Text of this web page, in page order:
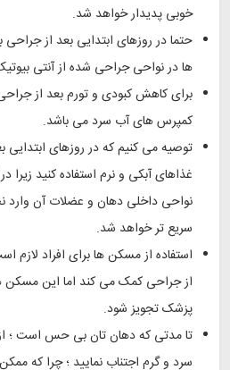
خوبی پدیدار خواهد شد.
حتما در روزهای ابتدایی بعد از
ها در نواحی جراحی شده از آنتی
برای کاهش کبودی و تورم بعد از
کمپرس های آب سرد می باشد.
توصیه می کنیم که در روزهای ابتدایی
غذاهای آبکی و نرم استفاده کنید
نواحی داخلی دهان و عضلات آن وارد
سریع تر خواهد شد.
استفاده از مسکن ها برای افراد لازم
از جراحی کمک می کند اما این مسکن
پزشک تجویز شود.
تا مدتی که دهان تان بی حس است ؛
سرد و گرم اجتناب نمایید ؛ چرا که